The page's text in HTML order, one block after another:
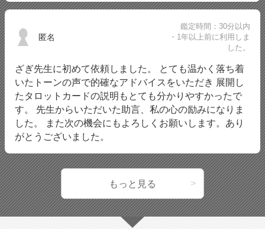
匿名
鑑定時間：30分以内
・1年以上前に利用しま
した。
ざぎ先生に初めて依頼しました。 とても温かく落ち着
いたトーンの声で的確なアドバイスをいただき 展開し
たタロットカードの説明もとても分かりやすかったで
す。 先生からいただいた助言、私の心の励みになりま
した。 また次の機会にもよろしくお願いします。あり
がとうございました。
もっと見る